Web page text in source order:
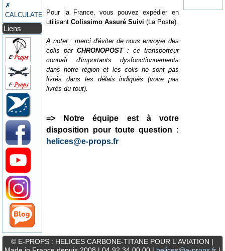
✗
CALCULATEURS
Liens
Pour la France, vous pouvez expédier en
utilisantColissimo Assuré Suivi (La Poste).
A noter : merci d'éviter de nous envoyer des
colis parCHRONOPOST: ce transporteur
connaît d'importants dysfonctionnements
dans notre région et les colis ne sont pas
livrés dans les délais indiqués (voire pas
livrés du tout).
=> Notre équipe est à votre
disposition pour toute question :
helices@e-props.fr
© E-PROPS : HELICES CARBONE-TITANE POUR L'AVIATION |